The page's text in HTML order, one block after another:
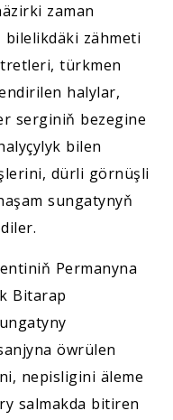
zaman
zähmeti
türkmen
halylar,
serginiň bezegine
bilen
dürli görnüşli
sungatynyň
Permanyna
Bitarap
öwrülen
nepisligini äleme
salmakda bitiren